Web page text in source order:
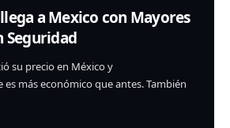
a Mexico con Mayores
Seguridad
su precio en México y
más económico que antes. También